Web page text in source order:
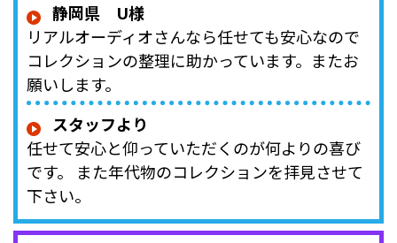
静岡県 U様
リアルオーディオさんなら任せても安心なので
コレクションの整理に助かっています。またお
願いします。
スタッフより
任せて安心と仰っていただくのが何よりの喜び
です。 また年代物のコレクションを拝見させて
下さい。